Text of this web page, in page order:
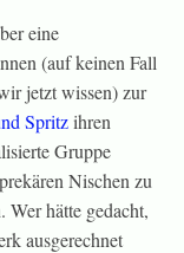
eine
(auf keinen Fall
jetzt wissen) zur
Spritzihren
Gruppe
Nischen zu
Wer hätte gedacht,
ausgerechnet